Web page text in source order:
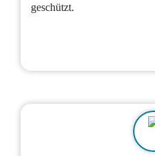
geschützt.